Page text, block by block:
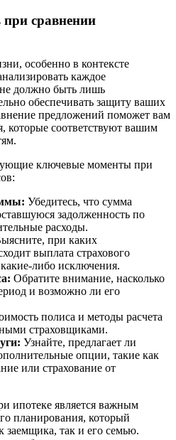
сравнении
особенно в контексте
каждое
должно быть лишь
обеспечивать защиту ваших
предложений поможет вам
которые соответствуют вашим
ключевые моменты при
Убедитесь, что сумма
задолженность по
расходы.
при каких
выплата страхового
либо исключения.
Обратите внимание, насколько
и возможно ли его
полиса и методы расчета
страховщиками.
Узнайте, предлагает ли
опции, такие как
или страхование от
ипотеке является важным
планирования, который
заемщика, так и его семью.